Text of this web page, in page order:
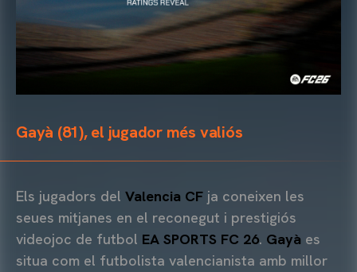
Gayà (81), el jugador més valiós
Els jugadors del Valencia CF ja coneixen les
seues mitjanes en el reconegut i prestigiós
videojoc de futbol EA SPORTS FC 26. Gayà es
situa com el futbolista valencianista amb millor